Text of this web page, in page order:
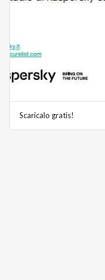
Scaricalo gratis!